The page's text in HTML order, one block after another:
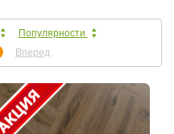
Популярности
Вперед